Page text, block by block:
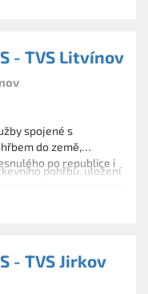
hrobky.
- TVS Litvínov
spojené s
do země,
po republice i
pohřbu, uložení
hrobky.
- TVS Jirkov